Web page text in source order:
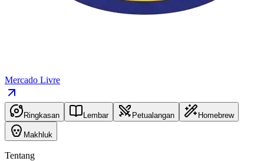
Mercado Livre
Ringkasan Lembar Petualangan Homebrew
Makhluk
Tentang